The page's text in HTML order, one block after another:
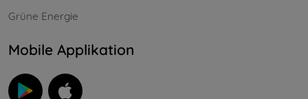
Grüne Energie
Mobile Applikation